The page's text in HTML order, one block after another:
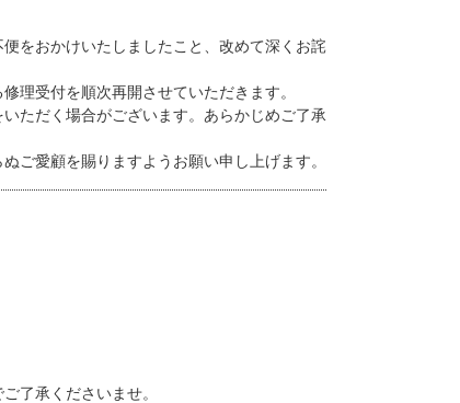
をおかけいたしましたこと、改めて深くお詫
理受付を順次再開させていただきます。
ただく場合がございます。あらかじめご了承
ご愛顧を賜りますようお願い申し上げます。
了承くださいませ。